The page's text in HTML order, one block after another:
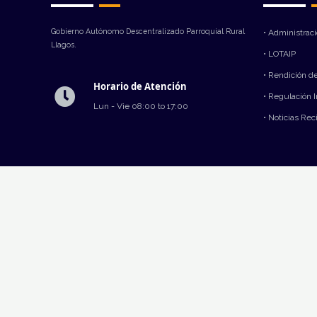
Gobierno Autónomo Descentralizado Parroquial Rural
Llagos.
Horario de Atención
Lun - Vie 08:00 to 17:00
•
• LOTAIP
• Rendición
• Regulación
• Noticias